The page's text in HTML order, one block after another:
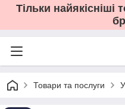
Тільки найякісніші
Товари та послуги